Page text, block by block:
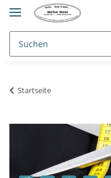
Startseite